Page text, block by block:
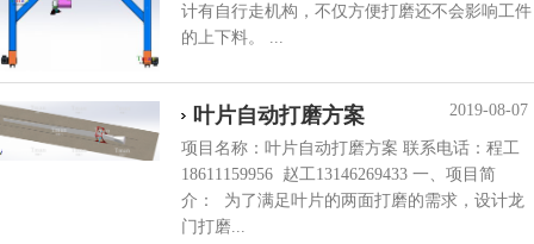
计有自行走机构，不仅方便打磨还不会影响工件
的上下料。 ...
2019-08-07
叶片自动打磨方案
项目名称：叶片自动打磨方案 联系电话：程工
18611159956 赵工13146269433 一、项目简
介： 为了满足叶片的两面打磨的需求，设计龙
门打磨...